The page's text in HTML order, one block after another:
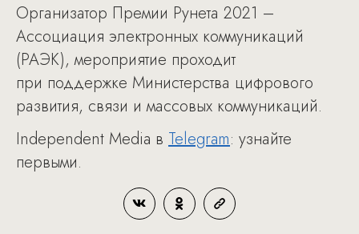
Организатор Премии Рунета 2021 –
Ассоциация электронных коммуникаций
(РАЭК), мероприятие проходит
при поддержке Министерства цифрового
развития, связи и массовых коммуникаций.
Independent Media в Telegram: узнайте
первыми.